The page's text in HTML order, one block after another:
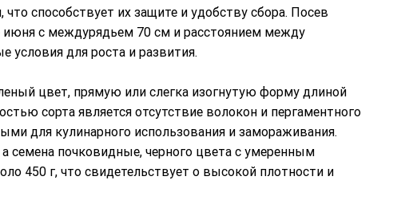
способствует их защите и удобству сбора. Посев
июня с междурядьем 70 см и расстоянием между
условия для роста и развития.
цвет, прямую или слегка изогнутую форму длиной
сорта является отсутствие волокон и пергаментного
для кулинарного использования и замораживания.
семена почковидные, черного цвета с умеренным
450 г, что свидетельствует о высокой плотности и